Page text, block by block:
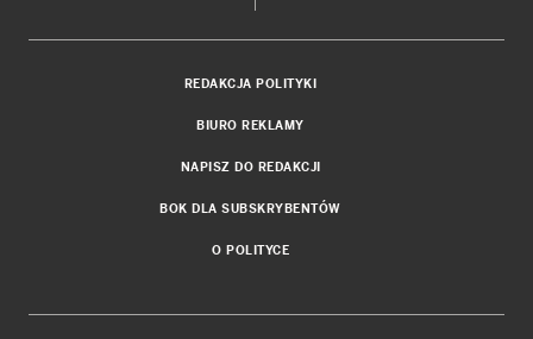
REDAKCJA POLITYKI
BIURO REKLAMY
NAPISZ DO REDAKCJI
BOK DLA SUBSKRYBENTÓW
O POLITYCE